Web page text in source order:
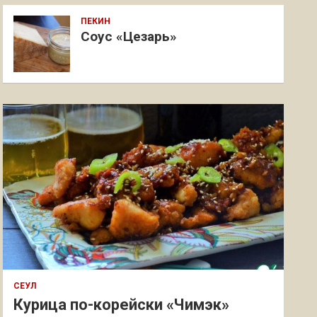
ПЕКИН
Соус «Цезарь»
СЕУЛ
Курица по-корейски «Чимэк»